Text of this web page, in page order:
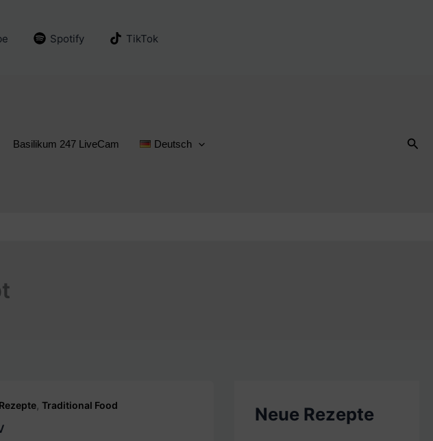
Spotify TikTok
Basilikum 247 LiveCam Deutsch
Rezepte, Traditional Food Neue Rezepte